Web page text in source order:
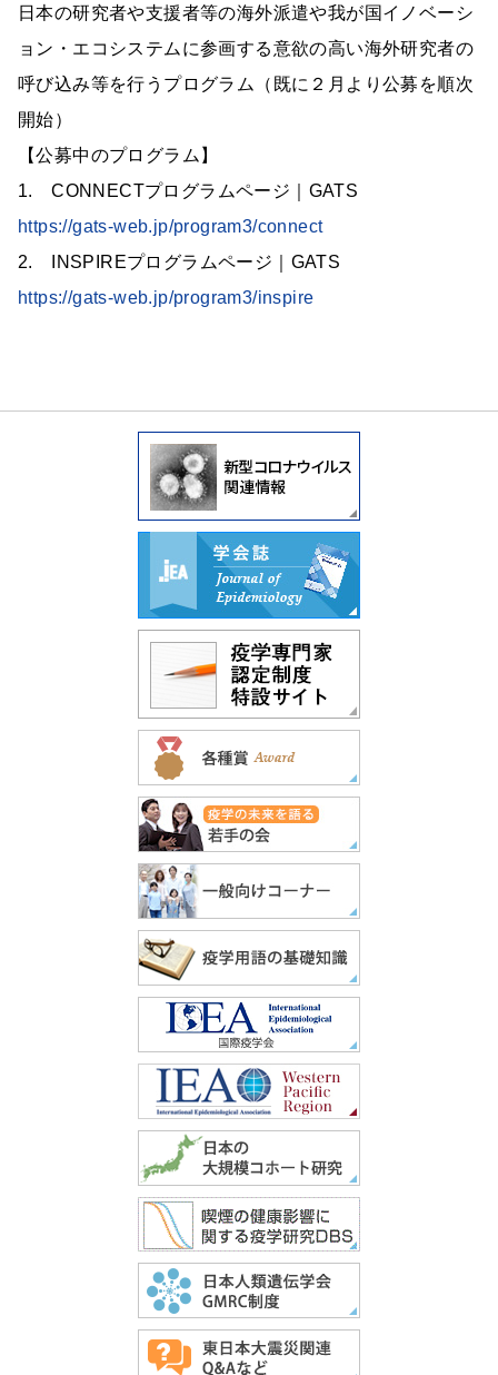
日本の研究者や支援者等の海外派遣や我が国イノベーシ
ョン・エコシステムに参画する意欲の高い海外研究者の
呼び込み等を行うプログラム（既に２月より公募を順次
開始）
【公募中のプログラム】
1. CONNECTプログラムページ｜GATS
https://gats-web.jp/program3/connect
2. INSPIREプログラムページ｜GATS
https://gats-web.jp/program3/inspire